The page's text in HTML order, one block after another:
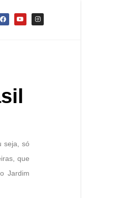
seja, só
que
Jardim